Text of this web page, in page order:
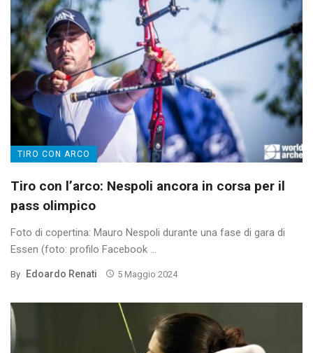
TIRO CON ARCO
Tiro con l’arco: Nespoli ancora in corsa per il
pass olimpico
Foto di copertina: Mauro Nespoli durante una fase di gara di
Essen (foto: profilo Facebook ...
By Edoardo Renati 5 Maggio 2024